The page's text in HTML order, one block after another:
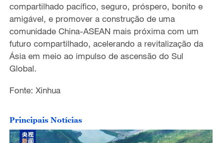
compartilhado pacífico, seguro, próspero, bonito e
amigável, e promover a construção de uma
comunidade China-ASEAN mais próxima com um
futuro compartilhado, acelerando a revitalização da
Ásia em meio ao impulso de ascensão do Sul
Global.
Fonte: Xinhua
Principais Notícias